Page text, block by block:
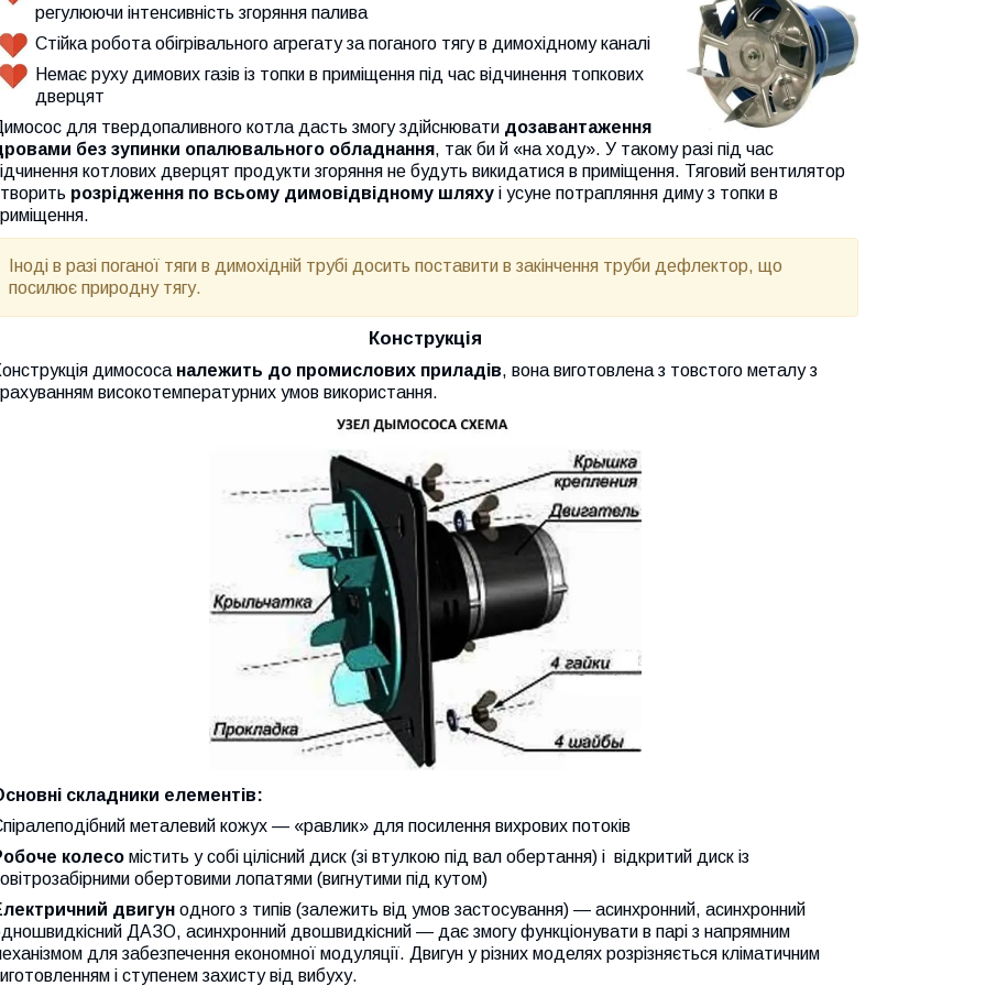
регулюючи інтенсивність згоряння палива
Стійка робота обігрівального агрегату за поганого тягу в димохідному каналі
Немає руху димових газів із топки в приміщення під час відчинення топкових
дверцят
для твердопаливного котла дасть змогу здійснювати дозавантаження
без зупинки опалювального обладнання, так би й «на ходу». У такому разі під час
котлових дверцят продукти згоряння не будуть викидатися в приміщення. Тяговий вентилятор
розрідження по всьому димовідвідному шляху і усуне потрапляння диму з топки в
Іноді в разі поганої тяги в димохідній трубі досить поставити в закінчення труби дефлектор, що
посилює природну тягу.
Конструкція
димососа належить до промислових приладів, вона виготовлена з товстого металу з
високотемпературних умов використання.
складники елементів:
металевий кожух — «равлик» для посилення вихрових потоків
колесо містить у собі цілісний диск (зі втулкою під вал обертання) і відкритий диск із
обертовими лопатями (вигнутими під кутом)
двигун одного з типів (залежить від умов застосування) — асинхронний, асинхронний
ДАЗО, асинхронний двошвидкісний — дає змогу функціонувати в парі з напрямним
для забезпечення економної модуляції. Двигун у різних моделях розрізняється кліматичним
і ступенем захисту від вибуху.